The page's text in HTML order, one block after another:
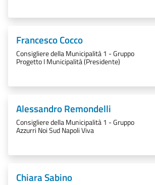
Francesco Cocco
Consigliere della Municipalità 1 - Gruppo
Progetto I Municipalità (Presidente)
Alessandro Remondelli
Consigliere della Municipalità 1 - Gruppo
Azzurri Noi Sud Napoli Viva
Chiara Sabino